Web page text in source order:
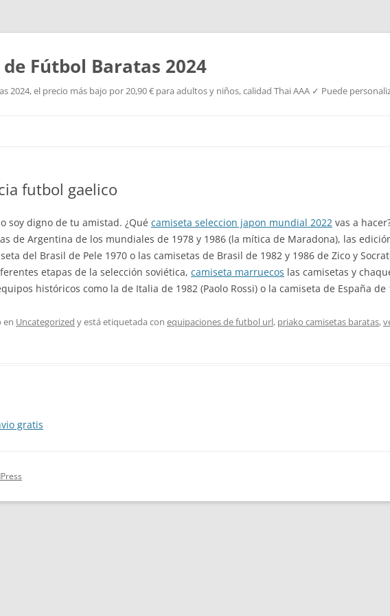
Fútbol Baratas 2024
2024, el precio más bajo por 20,90 € para adultos y niños, calidad Thai AAA ✓ Puede
futbol gaelico
soy digno de tu amistad. ¿Qué camiseta seleccion japon mundial 2022 vas a
de Argentina de los mundiales de 1978 y 1986 (la mítica de Maradona), las
del Brasil de Pele 1970 o las camisetas de Brasil de 1982 y 1986 de Zico y
etapas de la selección soviética, camiseta marruecos las camisetas y
históricos como la de Italia de 1982 (Paolo Rossi) o la camiseta de España
en Uncategorized y está etiquetada con equipaciones de futbol url, priako camisetas baratas,
gratis